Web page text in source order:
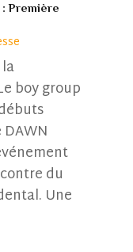
: Première
boy group
du
Une